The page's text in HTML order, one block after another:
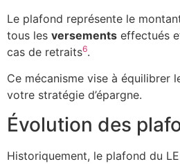
Le plafond représente le
tous les versements effectués
cas de retraits6.
Ce mécanisme vise à équilibrer
votre stratégie d’épargne.
Évolution des
Historiquement, le plafond du